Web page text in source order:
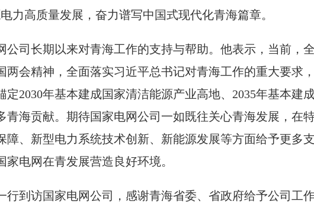
力高质量发展，奋力谱写中国式现代化青海篇章。
公司长期以来对青海工作的支持与帮助。他表示，当前，
两会精神，全面落实习近平总书记对青海工作的重大要求
定2030年基本建成国家清洁能源产业高地、2035年基本建
青海贡献。期待国家电网公司一如既往关心青海发展，在
障、新型电力系统技术创新、新能源发展等方面给予更多
电网在青发展营造良好环境。
行到访国家电网公司，感谢青海省委、省政府给予公司工